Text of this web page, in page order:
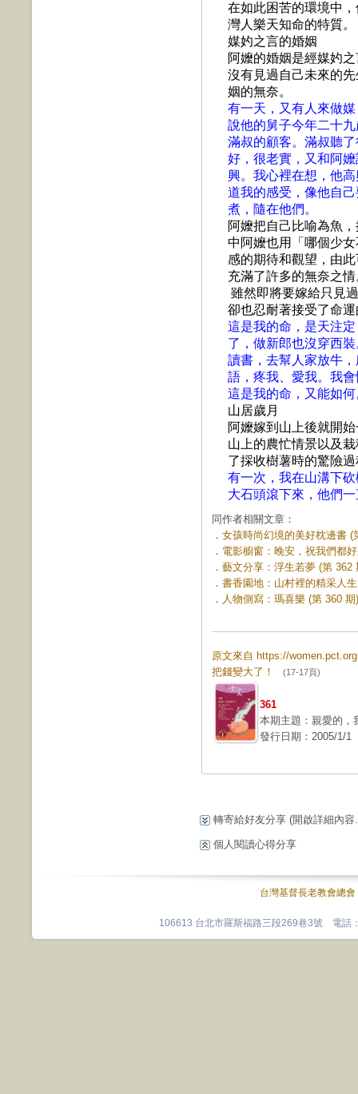
在如此困苦的環境中
灣人樂天知命的特質。
媒妁之言的婚姻
阿嬤的婚姻是經媒妁
沒有見過自己未來的
姻的無奈。
有一天，又有人來做
說他的舅子今年二十
滿叔的顧客。滿叔聽
好，很老實，又和阿
興。我心裡在想，他
道我的感受，像他自
煮，隨在他們。
阿嬤把自己比喻為魚
中阿嬤也用「哪個少
感的期待和觀望，由
充滿了許多的無奈之情
雖然即將要嫁給只見
卻也忍耐著接受了命
這是我的命，是天注
了，做新郎也沒穿西
讀書，去幫人家放牛
語，疼我、愛我。我
這是我的命，又能如何
山居歲月
阿嬤嫁到山上後就開
山上的農忙情景以及
了採收樹薯時的驚險
有一次，我在山溝下
大石頭滾下來，他們
同作者相關文章：
． 女孩時尚幻境的美好枕邊書 (
． 電影櫥窗：晚安，祝我們都
． 藝文分享：浮生若夢 (第 362
． 書香園地：山村裡的精采人
． 人物側寫：瑪喜樂 (第 360 期)
原文來自 https://
把錢變大了！
(17-17頁)
361
本期主題：親愛的，
發行日期：2005/1/1
轉寄給好友分享 (開啟詳細內容
個人閱讀心得分享
台灣基督長老教會總會
106613 台北市羅斯福路三段269巷3號 電